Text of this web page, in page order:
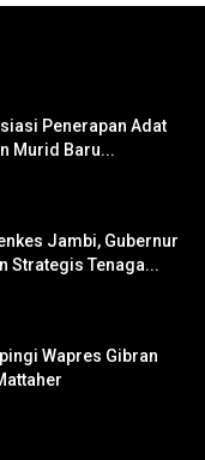
Penerapan Adat
Murid Baru...
Jambi, Gubernur
Strategis Tenaga...
Wapres Gibran